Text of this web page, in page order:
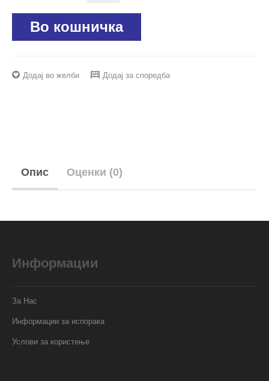
Во кошничка
Додај во желби Додај за споредба
Опис Оценки (0)
Информации
За Нас
Информации за испорака
Услови за користење